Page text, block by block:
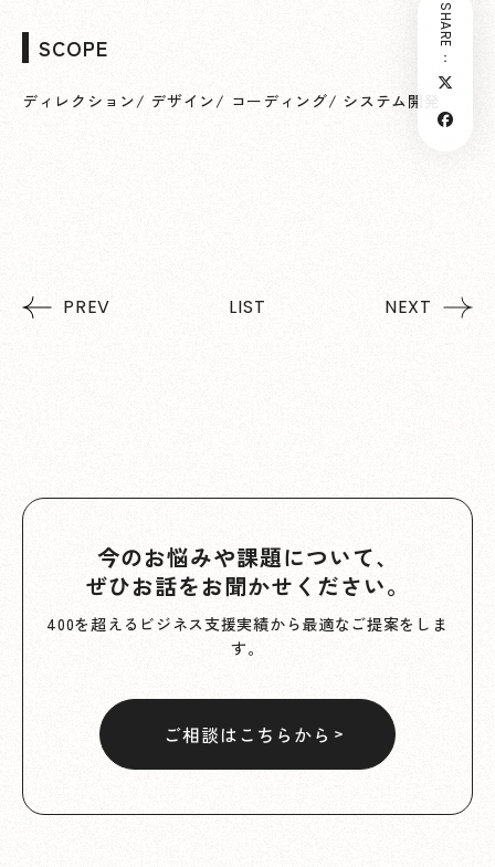
SHARE：
SCOPE
ディレクション/ デザイン/ コーディング/ システム開発
PREV LIST NEXT
今のお悩みや課題について、
ぜひお話をお聞かせください。
400を超えるビジネス支援実績から最適なご提案をしま
す。
ご相談はこちらから